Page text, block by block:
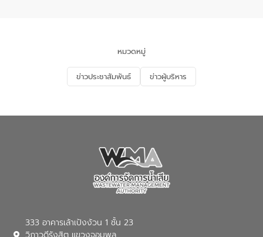
ด้านน้ำของประเทศ และเตรียมความพร้อม
รองรับการเติบโตของเมือง รวมถึงการ
ลงทุนในอุตสาหกรรมแห่งอนาคต ตลอดจน
มุ่งตอบโจทย์ความท้าทายจากวิกฤตการ
ในครั้งนี้เป็นการดึงจุดแข็งและความ
(อจน.) มาผสานกับประสบการณ์และ
เทคโนโลยีโครงข่ายน้ำครบวงจรในพื้นที่ EEC
ของอีสท์ วอเตอร์ เพื่อร่วมกันศึกษา
เทคโนโลยีการปรับปรุงคุณภาพน้ำ (Water
Reuse) และพัฒนารูปแบบการดำเนินงาน
ใช้น้ำที่พุ่งสูงขึ้นจากการขยายตัวของ
หมวดหมู่
ข่าวประชาสัมพันธ์ ข่าวผู้บริหาร
333 อาคารเล้าเป้งง้วน 1 ชั้น 23